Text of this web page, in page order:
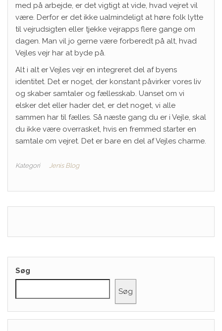
med på arbejde, er det vigtigt at vide, hvad vejret vil
være. Derfor er det ikke ualmindeligt at høre folk lytte
til vejrudsigten eller tjekke vejrapps flere gange om
dagen. Man vil jo gerne være forberedt på alt, hvad
Vejles vejr har at byde på.
Alt i alt er Vejles vejr en integreret del af byens
identitet. Det er noget, der konstant påvirker vores liv
og skaber samtaler og fællesskab. Uanset om vi
elsker det eller hader det, er det noget, vi alle
sammen har til fælles. Så næste gang du er i Vejle, skal
du ikke være overrasket, hvis en fremmed starter en
samtale om vejret. Det er bare en del af Vejles charme.
Kategori Jenis Blog
Søg
Søg